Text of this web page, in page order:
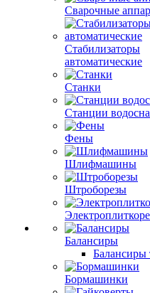
Сварочные
Стабилизаторы
автоматические
Станки
Станции
Фены
Шлифмашины
Штроборезы
Балансиры
Балансиры
Бормашинки